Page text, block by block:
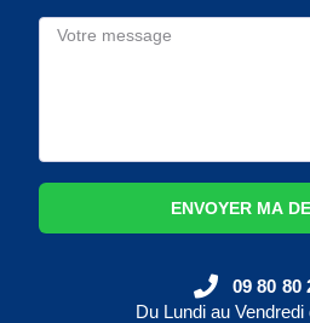
ENVOYER MA
09 80 80
Du Lundi au